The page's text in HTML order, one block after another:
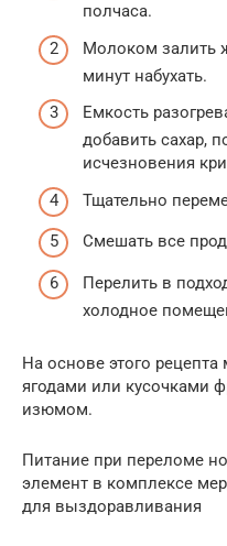
полчаса.
Молоком залить
минут набухать.
Емкость
добавить сахар,
исчезновения
Тщательно
Смешать все
Перелить в
холодное
На основе этого
ягодами или кусочками
изюмом.
Питание при переломе
элемент в комплексе
для выздоравливания